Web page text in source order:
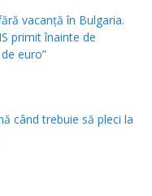
vacanță în Bulgaria.
primit înainte de
euro”
când trebuie să pleci la